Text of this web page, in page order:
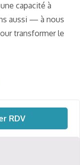
capacité à
aussi — à nous
transformer le
RDV